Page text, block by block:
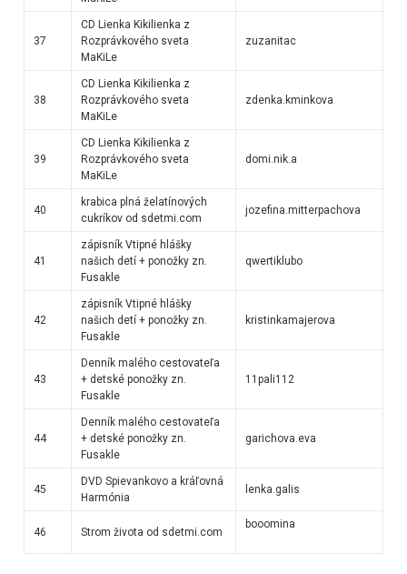
37
CD Lienka Kikilienka z
Rozprávkového sveta
MaKiLe
zuzanitac
38
CD Lienka Kikilienka z
Rozprávkového sveta
MaKiLe
zdenka.kminkova
39
CD Lienka Kikilienka z
Rozprávkového sveta
MaKiLe
domi.nik.a
40
krabica plná želatínových
cukríkov od sdetmi.com
jozefina.mitterpachova
41
zápisník Vtipné hlášky
našich detí + ponožky zn.
Fusakle
qwertiklubo
42
zápisník Vtipné hlášky
našich detí + ponožky zn.
Fusakle
kristinkamajerova
43
Denník malého cestovateľa
+ detské ponožky zn.
Fusakle
11pali112
44
Denník malého cestovateľa
+ detské ponožky zn.
Fusakle
garichova.eva
45
DVD Spievankovo a kráľovná
Harmónia
lenka.galis
46 Strom života od sdetmi.com
booomina